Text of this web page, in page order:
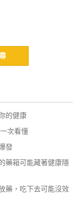
的健康
次看懂
發
藥箱可能藏著健康隱
藥，吃下去可能沒效